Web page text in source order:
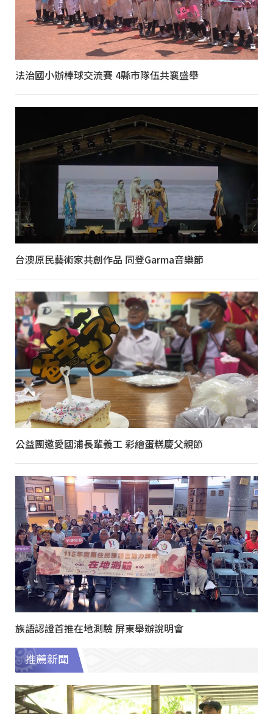
法治國小辦棒球交流賽 4縣市隊伍共襄盛舉
台澳原民藝術家共創作品 同登Garma音樂節
公益團邀愛國浦長輩義工 彩繪蛋糕慶父親節
族語認證首推在地測驗 屏東舉辦說明會
推薦新聞